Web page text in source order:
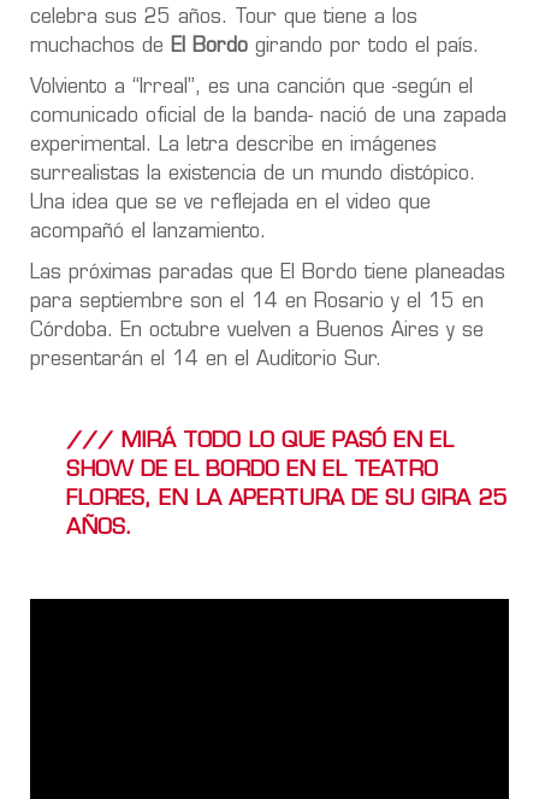
celebra sus 25 años. Tour que tiene a los
muchachos de El Bordo girando por todo el país.
Volviento a “Irreal”, es una canción que -según el
comunicado oficial de la banda- nació de una zapada
experimental. La letra describe en imágenes
surrealistas la existencia de un mundo distópico.
Una idea que se ve reflejada en el video que
acompañó el lanzamiento.
Las próximas paradas que El Bordo tiene planeadas
para septiembre son el 14 en Rosario y el 15 en
Córdoba. En octubre vuelven a Buenos Aires y se
presentarán el 14 en el Auditorio Sur.
/// MIRÁ TODO LO QUE PASÓ EN EL
SHOW DE EL BORDO EN EL TEATRO
FLORES, EN LA APERTURA DE SU GIRA 25
AÑOS.